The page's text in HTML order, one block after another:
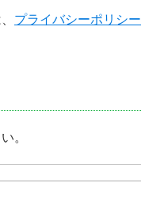
プライバシーポリシー
。